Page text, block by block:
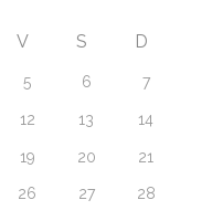
V S D
5 6 7
12 13 14
19 20 21
26 27 28